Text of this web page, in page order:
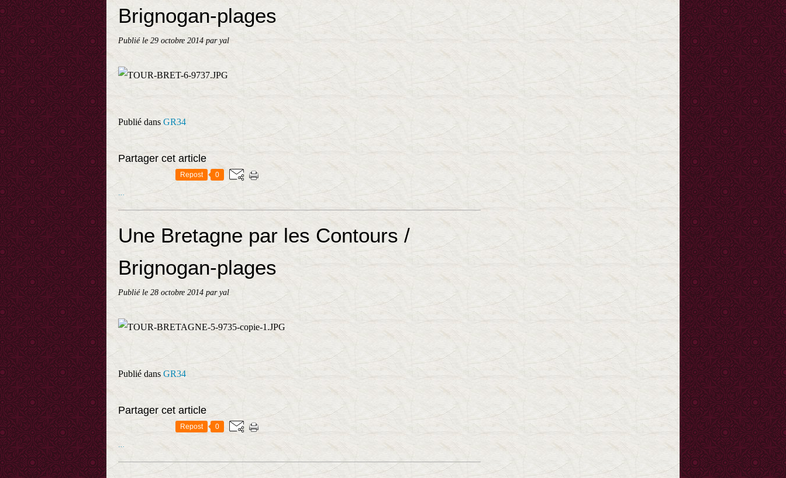
Brignogan-plages
Publié le 29 octobre 2014 par yal
Publié dans GR34
Partager cet article
Repost 0
Une Bretagne par les Contours /
Brignogan-plages
Publié le 28 octobre 2014 par yal
Publié dans GR34
Partager cet article
Repost 0